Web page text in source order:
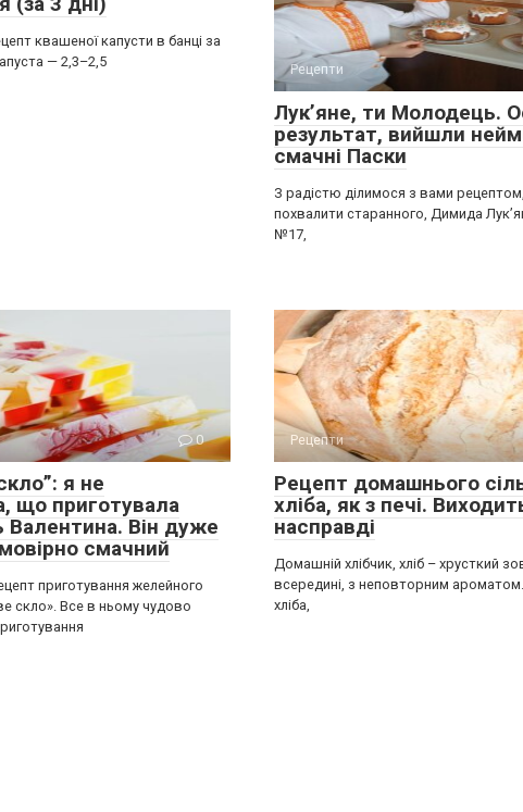
квашеної капусти в банці за
— 2,3–2,5
Рецепти
Лук’яне, ти Молодець.
результат, вийшли
смачні Паски
З радістю ділимося з вами
похвалити старанного, Димида
№17,
0
я не
що приготувала
Валентина. Він дуже
смачний
приготування желейного
скло». Все в ньому чудово
Рецепти
Рецепт домашнього
хліба, як з печі.
насправді
Домашній хлібчик, хліб – хрусткий
всередині, з неповторним
хліба,